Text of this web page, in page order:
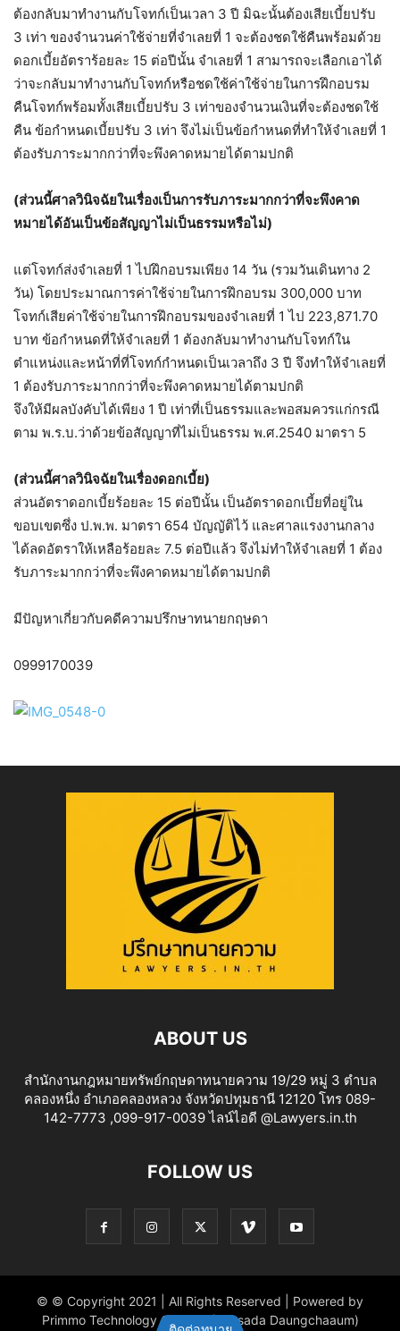
ต้องกลับมาทำงานกับโจทก์เป็นเวลา 3 ปี มิฉะนั้นต้องเสียเบี้ยปรับ
3 เท่า ของจำนวนค่าใช้จ่ายที่จำเลยที่ 1 จะต้องชดใช้คืนพร้อมด้วย
ดอกเบี้ยอัตราร้อยละ 15 ต่อปีนั้น จำเลยที่ 1 สามารถจะเลือกเอาได้
ว่าจะกลับมาทำงานกับโจทก์หรือชดใช้ค่าใช้จ่ายในการฝึกอบรม
คืนโจทก์พร้อมทั้งเสียเบี้ยปรับ 3 เท่าของจำนวนเงินที่จะต้องชดใช้
คืน ข้อกำหนดเบี้ยปรับ 3 เท่า จึงไม่เป็นข้อกำหนดที่ทำให้จำเลยที่ 1
ต้องรับภาระมากกว่าที่จะพึงคาดหมายได้ตามปกติ
(ส่วนนี้ศาลวินิจฉัยในเรื่องเป็นการรับภาระมากกว่าที่จะพึงคาด
หมายได้อันเป็นข้อสัญญาไม่เป็นธรรมหรือไม่)
แต่โจทก์ส่งจำเลยที่ 1 ไปฝึกอบรมเพียง 14 วัน (รวมวันเดินทาง 2
วัน) โดยประมาณการค่าใช้จ่ายในการฝึกอบรม 300,000 บาท
โจทก์เสียค่าใช้จ่ายในการฝึกอบรมของจำเลยที่ 1 ไป 223,871.70
บาท ข้อกำหนดที่ให้จำเลยที่ 1 ต้องกลับมาทำงานกับโจทก์ใน
ตำแหน่งและหน้าที่ที่โจทก์กำหนดเป็นเวลาถึง 3 ปี จึงทำให้จำเลยที่
1 ต้องรับภาระมากกว่าที่จะพึงคาดหมายได้ตามปกติ
จึงให้มีผลบังคับได้เพียง 1 ปี เท่าที่เป็นธรรมและพอสมควรแก่กรณี
ตาม พ.ร.บ.ว่าด้วยข้อสัญญาที่ไม่เป็นธรรม พ.ศ.2540 มาตรา 5
(ส่วนนี้ศาลวินิจฉัยในเรื่องดอกเบี้ย)
ส่วนอัตราดอกเบี้ยร้อยละ 15 ต่อปีนั้น เป็นอัตราดอกเบี้ยที่อยู่ใน
ขอบเขตซึ่ง ป.พ.พ. มาตรา 654 บัญญัติไว้ และศาลแรงงานกลาง
ได้ลดอัตราให้เหลือร้อยละ 7.5 ต่อปีแล้ว จึงไม่ทำให้จำเลยที่ 1 ต้อง
รับภาระมากกว่าที่จะพึงคาดหมายได้ตามปกติ
มีปัญหาเกี่ยวกับคดีความปรึกษาทนายกฤษดา
0999170039
ABOUT US
สำนักงานกฎหมายทรัพย์กฤษดาทนายความ 19/29 หมู่ 3 ตำบล
คลองหนึ่ง อำเภอคลองหลวง จังหวัดปทุมธานี 12120 โทร 089-
142-7773 ,099-917-0039 ไลน์ไอดี @Lawyers.in.th
FOLLOW US
© © Copyright 2021 | All Rights Reserved | Powered by
Primmo Technology Co.,Ltd. (Khitsada Daungchaaum)